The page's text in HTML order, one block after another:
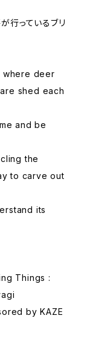
行っているブリ
where deer
shed each
and be
the
to carve out
its
Things :
by KAZE